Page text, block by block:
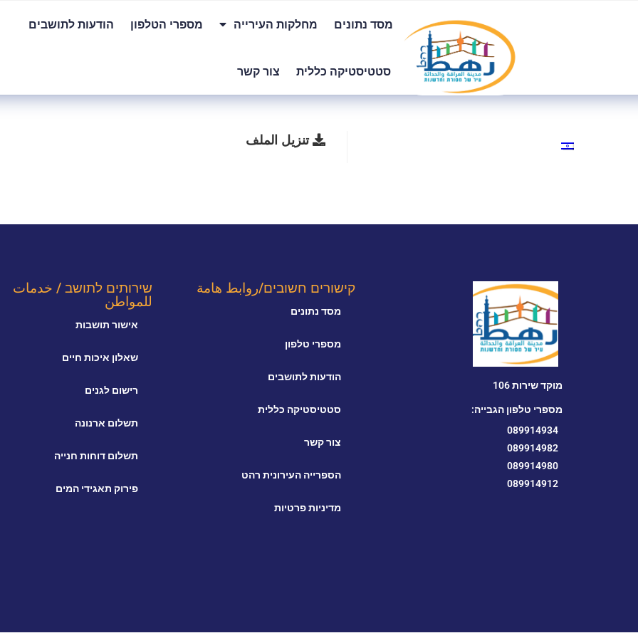
מסד נתונים מחלקות העירייה מספרי הטלפון הודעות לתושבים
סטטיסטיקה כללית צור קשר
تنزيل الملف
מוקד שירות 106
מספרי טלפון הגבייה:
089914934
089914982
089914980
089914912
קישורים חשובים/روابط هامة
מסד נתונים
מספרי טלפון
הודעות לתושבים
סטטיסטיקה כללית
צור קשר
הספרייה העירונית רהט
מדיניות פרטיות
שירותים לתושב / خدمات
للمواطن
אישור תושבות
שאלון איכות חיים
רישום לגנים
תשלום ארנונה
תשלום דוחות חנייה
פירוק תאגידי המים